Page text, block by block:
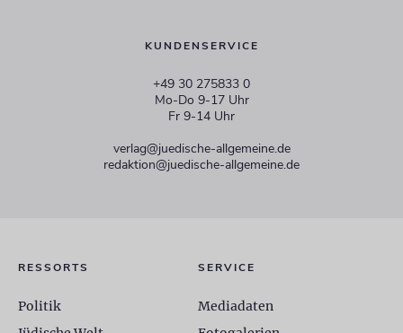
KUNDENSERVICE
+49 30 275833 0
Mo-Do 9-17 Uhr
Fr 9-14 Uhr
verlag@juedische-allgemeine.de
redaktion@juedische-allgemeine.de
RESSORTS
Politik
SERVICE
Mediadaten